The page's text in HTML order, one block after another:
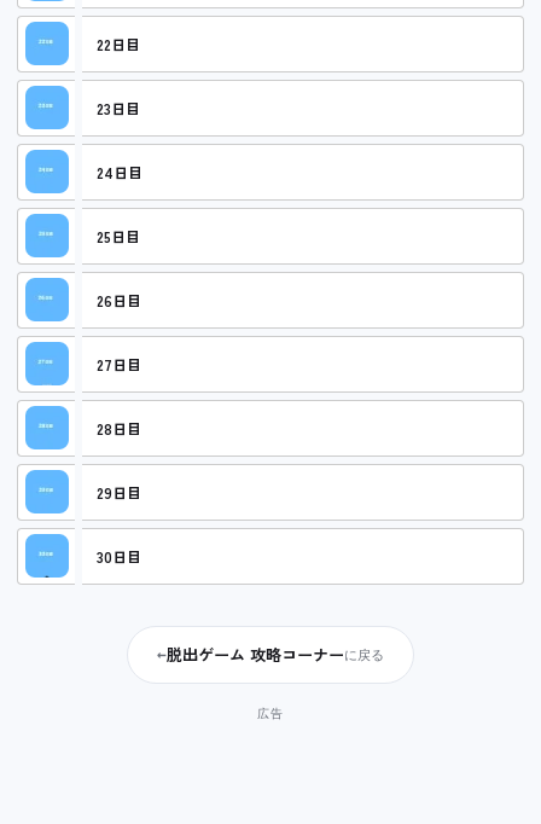
22日目
23日目
24日目
25日目
26日目
27日目
28日目
29日目
30日目
←脱出ゲーム 攻略コーナーに戻る